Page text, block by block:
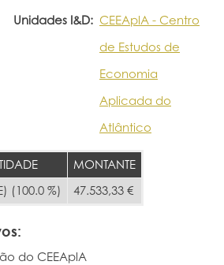
Unidades I&D: CEEAplA - Centro
de Estudos de
Economia
Aplicada do
Atlântico
MONTANTE
(100.0 %)
47.533,33 €
do CEEAplA